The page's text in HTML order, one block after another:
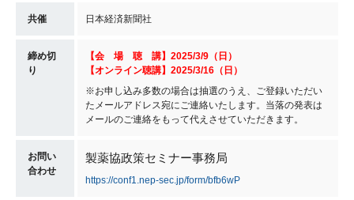
共催 日本経済新聞社
締め切
り
【会 場 聴 講】 2025/3/9 （日）
【オンライン聴講】2025/3/16（日）
※お申し込み多数の場合は抽選のうえ、ご登録いただい
たメールアドレス宛にご連絡いたします。当落の発表は
メールのご連絡をもって代えさせていただきます。
お問い
合わせ
製薬協政策セミナー事務局
https://conf1.nep-sec.jp/form/bfb6wP